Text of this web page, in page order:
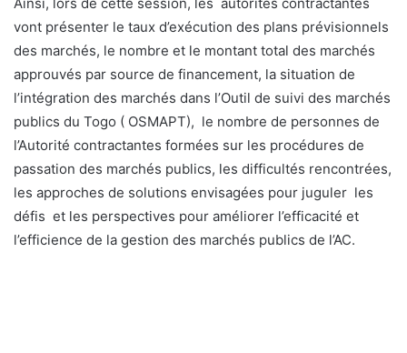
vont présenter le taux d’exécution des plans prévisionnels
des marchés, le nombre et le montant total des marchés
approuvés par source de financement, la situation de
l’intégration des marchés dans l’Outil de suivi des marchés
publics du Togo ( OSMAPT), le nombre de personnes de
l’Autorité contractantes formées sur les procédures de
passation des marchés publics, les difficultés rencontrées,
les approches de solutions envisagées pour juguler les
défis et les perspectives pour améliorer l’efficacité et
l’efficience de la gestion des marchés publics de l’AC.